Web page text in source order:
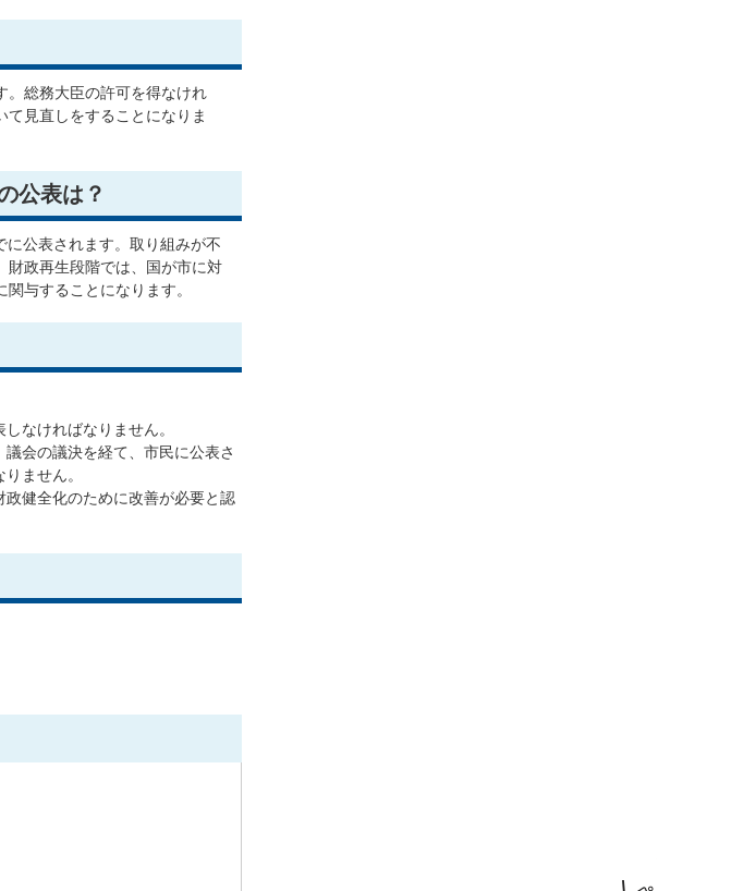
。総務大臣の許可を得なけれ
見直しをすることになりま
公表は？
公表されます。取り組みが不
財政再生段階では、国が市に対
与することになります。
なければなりません。
会の議決を経て、市民に公表さ
ません。
健全化のために改善が必要と認